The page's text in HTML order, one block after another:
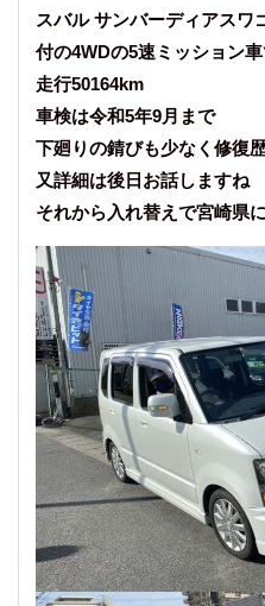
スバル サンバーディアス
付の4WDの5速ミッション車
走行50164km
車検は令和5年9月まで
下廻りの錆びも少なく修復
又詳細は後日お話しますね
それから入れ替えで宮崎県